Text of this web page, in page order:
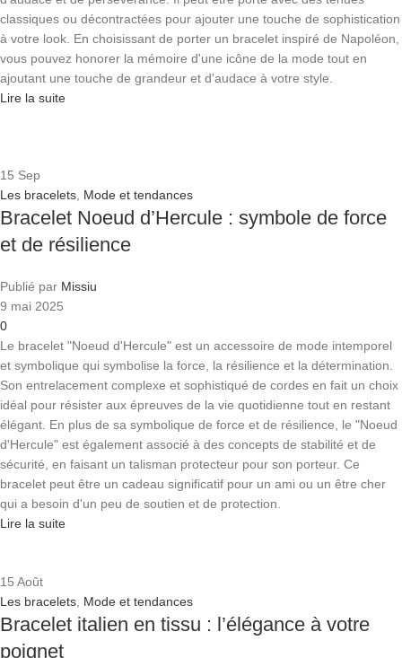
classiques ou décontractées pour ajouter une touche de sophistication
à votre look. En choisissant de porter un bracelet inspiré de Napoléon,
vous pouvez honorer la mémoire d'une icône de la mode tout en
ajoutant une touche de grandeur et d'audace à votre style.
Lire la suite
15 Sep
Les bracelets Mode et tendances
Bracelet Noeud d’Hercule : symbole de force
et de résilience
Publié par Missiu
9 mai 2025
0
Le bracelet "Noeud d'Hercule" est un accessoire de mode intemporel
et symbolique qui symbolise la force, la résilience et la détermination.
Son entrelacement complexe et sophistiqué de cordes en fait un choix
idéal pour résister aux épreuves de la vie quotidienne tout en restant
élégant. En plus de sa symbolique de force et de résilience, le "Noeud
d'Hercule" est également associé à des concepts de stabilité et de
sécurité, en faisant un talisman protecteur pour son porteur. Ce
bracelet peut être un cadeau significatif pour un ami ou un être cher
qui a besoin d'un peu de soutien et de protection.
Lire la suite
15 Août
Les bracelets, Mode et tendances
Bracelet italien en tissu : l’élégance à votre
poignet